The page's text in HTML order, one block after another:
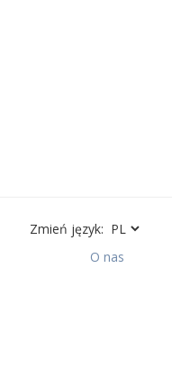
Zmień język:
O nas